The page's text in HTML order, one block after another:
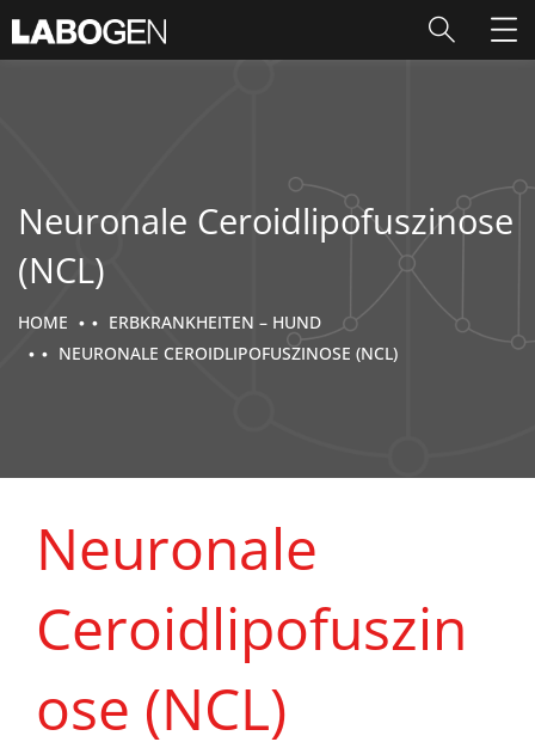
Neuronale Ceroidlipofuszinose
(NCL)
HOME
ERBKRANKHEITEN – HUND
NEURONALE CEROIDLIPOFUSZINOSE (NCL)
Neuronale
Ceroidlipofuszin
ose (NCL)